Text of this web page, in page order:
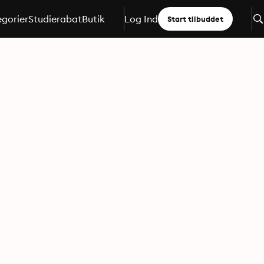
StudierabatButik Log Ind Start tilbuddet